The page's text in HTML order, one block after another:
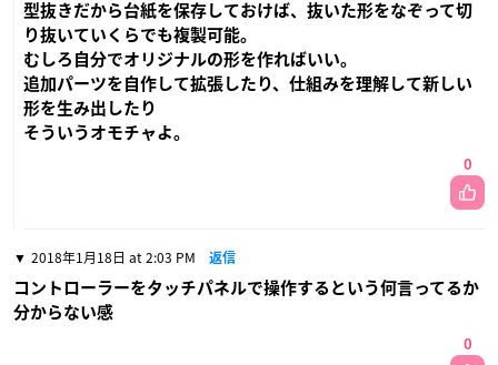
型抜きだから台紙を保存しておけば、抜いた形をなぞって切
り抜いていくらでも複製可能。
むしろ自分でオリジナルの形を作ればいい。
追加パーツを自作して拡張したり、仕組みを理解して新しい
形を生み出したり
そういうオモチャよ。
0
2018年1月18日 at 2:03 PM 返信
コントローラーをタッチパネルで操作するという何言ってるか
分からない感
0